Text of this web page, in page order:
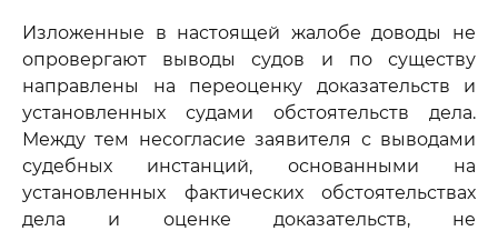
Изложенные в настоящей жалобе доводы не
опровергают выводы судов и по существу
направлены на переоценку доказательств и
установленных судами обстоятельств дела.
Между тем несогласие заявителя с выводами
судебных инстанций, основанными на
установленных фактических обстоятельствах
дела и оценке доказательств, не